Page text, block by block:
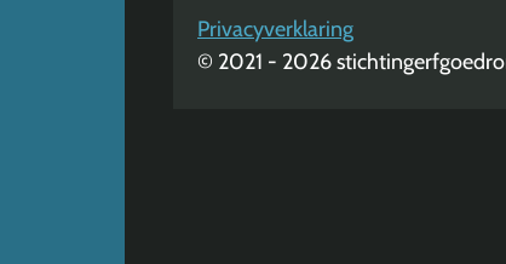
Privacyverklaring
© 2021 - 2026